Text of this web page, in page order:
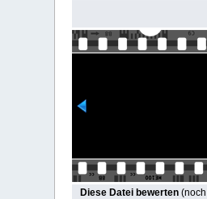
Diese Datei bewerten(noch